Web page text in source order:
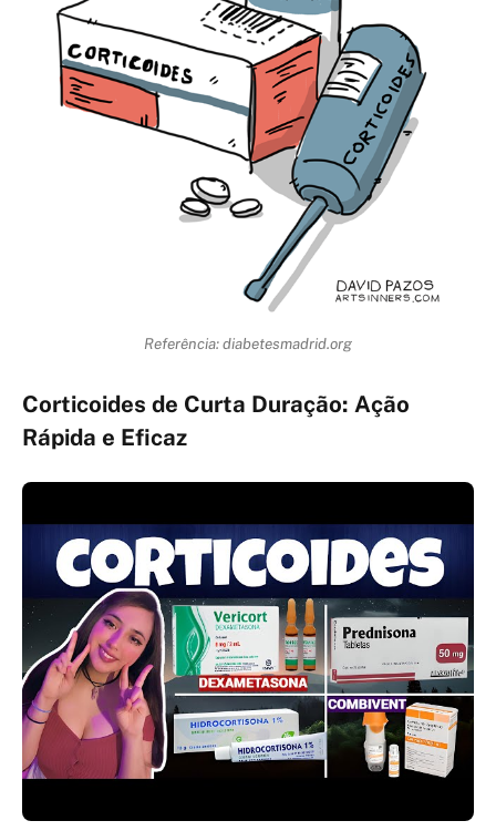
Referência: diabetesmadrid.org
Corticoides de Curta Duração: Ação
Rápida e Eficaz